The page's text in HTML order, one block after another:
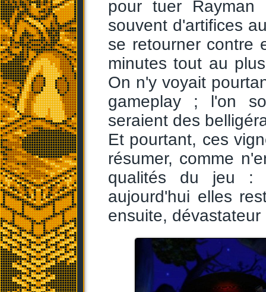
pour tuer
souvent d'artifices
se retourner contre
minutes tout au
On n'y voyait
gameplay ; l'on
seraient des
Et pourtant, ces
résumer, comme
qualités du jeu :
aujourd'hui elles
ensuite, dévastateur